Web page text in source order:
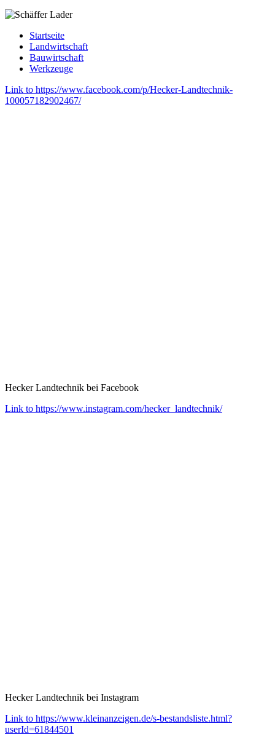
Startseite
Landwirtschaft
Bauwirtschaft
Werkzeuge
Link to https://www.facebook.com/p/Hecker-Landtechnik-
100057182902467/
Hecker Landtechnik bei Facebook
Link to https://www.instagram.com/hecker_landtechnik/
Hecker Landtechnik bei Instagram
Link to https://www.kleinanzeigen.de/s-bestandsliste.html?
userId=61844501